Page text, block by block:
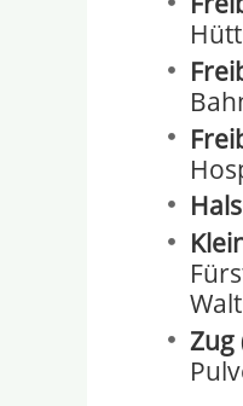
Zug